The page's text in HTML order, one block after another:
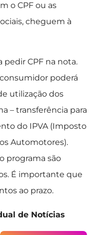
o CPF ou as
cheguem à
pedir CPF na nota.
poderá
utilização dos
– transferência para
do IPVA (Imposto
Automotores).
programa são
É importante que
ao prazo.
de Notícias